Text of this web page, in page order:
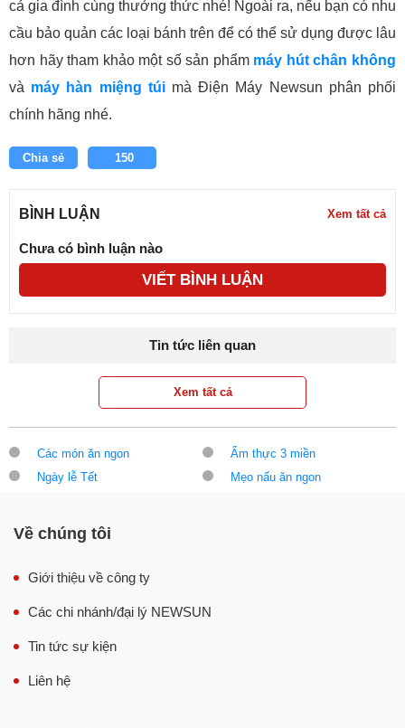
cả gia đình cùng thưởng thức nhé! Ngoài ra, nếu bạn có nhu
cầu bảo quản các loại bánh trên để có thể sử dụng được lâu
hơn hãy tham khảo một số sản phẩm máy hút chân không
và máy hàn miệng túimà Điện Máy Newsun phân phối
chính hãng nhé.
Chia sẻ 150
BÌNH LUẬN Xem tất cả
Chưa có bình luận nào
VIẾT BÌNH LUẬN
Tin tức liên quan
Xem tất cả
Các món ăn ngon
Ẩm thực 3 miền
Ngày lễ Tết
Mẹo nấu ăn ngon
Về chúng tôi
Giới thiệu về công ty
Các chi nhánh/đại lý NEWSUN
Tin tức sự kiện
Liên hệ